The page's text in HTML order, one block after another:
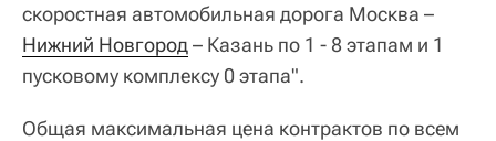
скоростная автомобильная дорога Москва –
Нижний Новгород– Казань по 1 - 8 этапам и 1
пусковому комплексу 0 этапа".
Общая максимальная цена контрактов по всем